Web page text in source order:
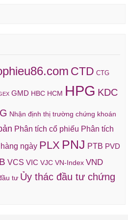
CTD CTG
GMD HBC HCM HPG KDC
Nhận định thị trường chứng khoán
Phân tích cổ phiếu Phân tích
ngày PLX PNJ PTB PVD
VCS VIC VJC VN-Index VND
tư Ủy thác đầu tư chứng